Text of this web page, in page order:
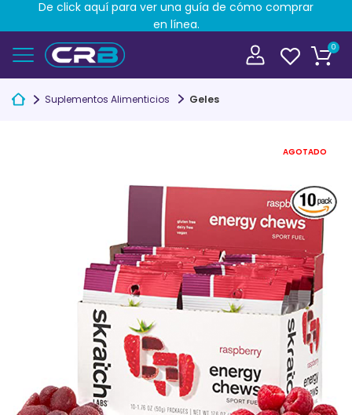
0
Suplementos Alimenticios Geles
AGOTADO
De click aquí para ver una guía de cómo comprar
en línea.